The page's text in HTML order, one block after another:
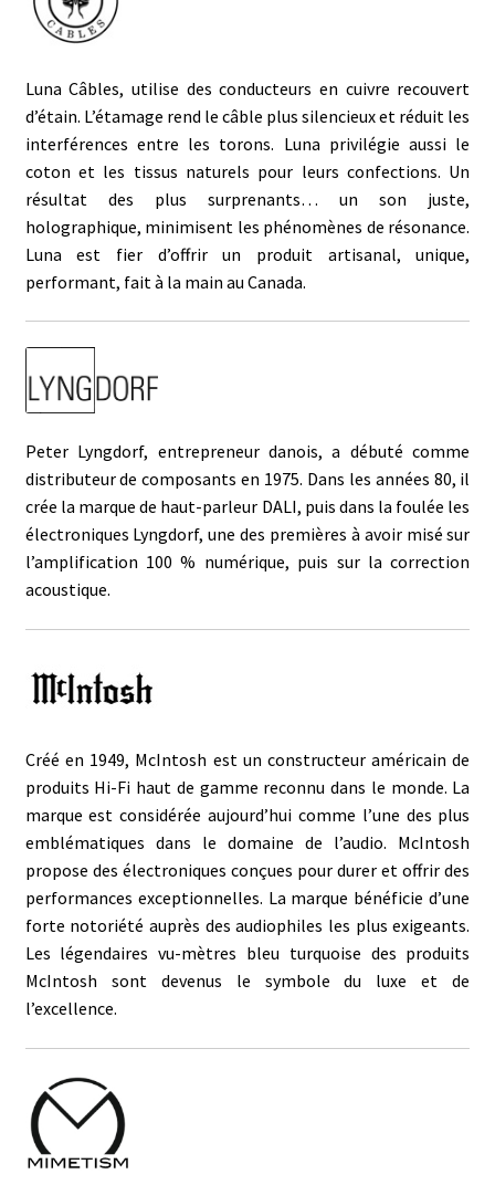
Luna Câbles, utilise des conducteurs en cuivre recouvert
d’étain. L’étamage rend le câble plus silencieux et réduit les
interférences entre les torons. Luna privilégie aussi le
coton et les tissus naturels pour leurs confections. Un
résultat des plus surprenants… un son juste,
holographique, minimisent les phénomènes de résonance.
Luna est fier d’offrir un produit artisanal, unique,
performant, fait à la main au Canada.
Peter Lyngdorf, entrepreneur danois, a débuté comme
distributeur de composants en 1975. Dans les années 80, il
crée la marque de haut-parleur DALI, puis dans la foulée les
électroniques Lyngdorf, une des premières à avoir misé sur
l’amplification 100 % numérique, puis sur la correction
acoustique.
Créé en 1949, McIntosh est un constructeur américain de
produits Hi-Fi haut de gamme reconnu dans le monde. La
marque est considérée aujourd’hui comme l’une des plus
emblématiques dans le domaine de l’audio. McIntosh
propose des électroniques conçues pour durer et offrir des
performances exceptionnelles. La marque bénéficie d’une
forte notoriété auprès des audiophiles les plus exigeants.
Les légendaires vu-mètres bleu turquoise des produits
McIntosh sont devenus le symbole du luxe et de
l’excellence.